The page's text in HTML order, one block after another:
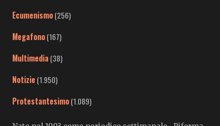
Ecumenismo(256)
Megafono(167)
Multimedia (38)
Notizie (1.950)
Protestantesimo(1.089)